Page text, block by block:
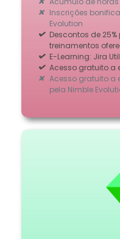
Inscrições
Evolution
Descontos de
treinamentos
E-Learning: Jira
Acesso gratuito a
Acesso gratuito a
pela Nimble